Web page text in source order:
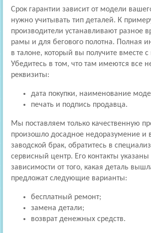
Срок гарантии зависит от модели
нужно учитывать тип деталей. К
производители устанавливают разное
рамы и для бегового полотна. Полная
в талоне, который вы получите вместе
Убедитесь в том, что там имеются все
реквизиты:
дата покупки, наименование
печать и подпись продавца.
Мы поставляем только качественную
произошло досадное недоразумение и
заводской брак, обратитесь в
сервисный центр. Его контакты указаны
зависимости от того, какая деталь
предложат следующие варианты:
бесплатный ремонт;
замена детали;
возврат денежных средств.